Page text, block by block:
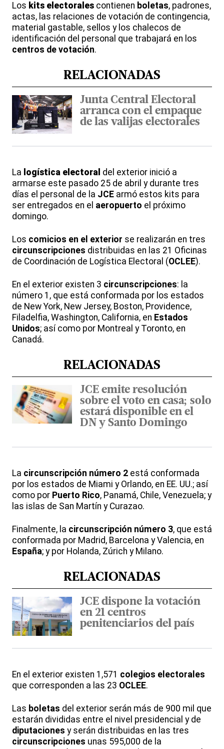
Los kits electorales contienen boletas, padrones,
actas, las relaciones de votación de contingencia,
material gastable, sellos y los chalecos de
identificación del personal que trabajará en los
centros de votación.
RELACIONADAS
Junta Central Electoral
arranca con el empaque
de las valijas electorales
La logística electoral del exterior inició a
armarse este pasado 25 de abril y durante tres
días el personal de la JCE armó estos kits para
ser entregados en el aeropuerto el próximo
domingo.
Los comicios en el exterior se realizarán en tres
circunscripciones distribuidas en las 21 Oficinas
de Coordinación de Logística Electoral (OCLEE).
En el exterior existen 3 circunscripciones: la
número 1, que está conformada por los estados
de New York, New Jersey, Boston, Providence,
Filadelfia, Washington, California, en Estados
Unidos; así como por Montreal y Toronto, en
Canadá.
RELACIONADAS
JCE emite resolución
sobre el voto en casa; solo
estará disponible en el
DN y Santo Domingo
La circunscripción número 2 está conformada
por los estados de Miami y Orlando, en EE. UU.; así
como por Puerto Rico, Panamá, Chile, Venezuela; y
las islas de San Martín y Curazao.
Finalmente, la circunscripción número 3, que está
conformada por Madrid, Barcelona y Valencia, en
España; y por Holanda, Zúrich y Milano.
RELACIONADAS
JCE dispone la votación
en 21 centros
penitenciarios del país
En el exterior existen 1,571 colegios electorales
que corresponden a las 23 OCLEE.
Las boletas del exterior serán más de 900 mil que
estarán divididas entre el nivel presidencial y de
diputaciones y serán distribuidas en las tres
circunscripciones unas 595,000 de la